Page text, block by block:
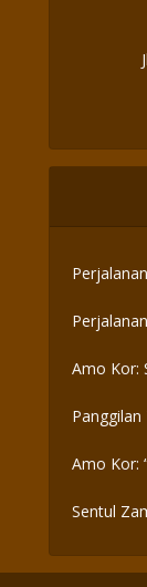
Amo Kor:
Amo Kor:
Sentul